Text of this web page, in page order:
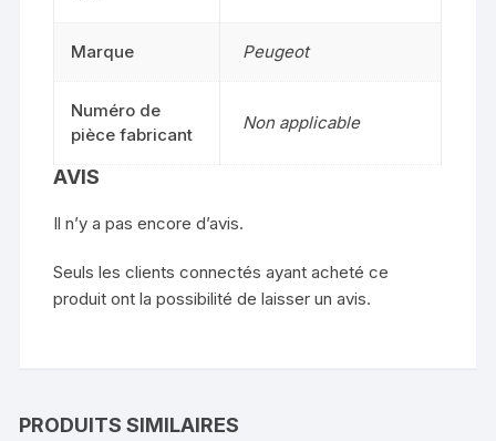
Marque Peugeot
Numéro de
pièce fabricant
Non applicable
AVIS
Il n’y a pas encore d’avis.
Seuls les clients connectés ayant acheté ce
produit ont la possibilité de laisser un avis.
PRODUITS SIMILAIRES